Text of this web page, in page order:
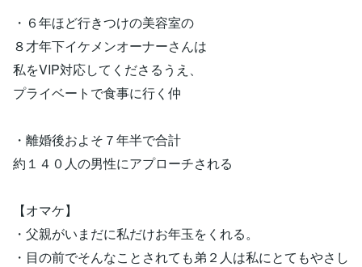
・６年ほど行きつけの美容室の
８才年下イケメンオーナーさんは
私をVIP対応してくださるうえ、
プライベートで食事に行く仲
・離婚後およそ７年半で合計
約１４０人の男性にアプローチされる
【オマケ】
・父親がいまだに私だけお年玉をくれる。
・目の前でそんなことされても弟２人は私にとてもやさし